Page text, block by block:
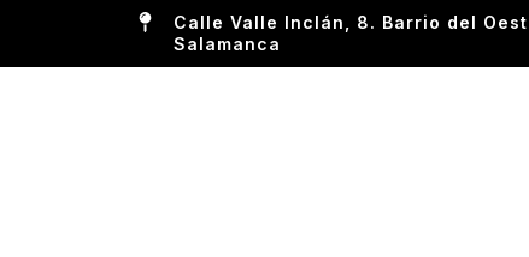
Calle Valle Inclán, 8. Barrio del
Salamanca